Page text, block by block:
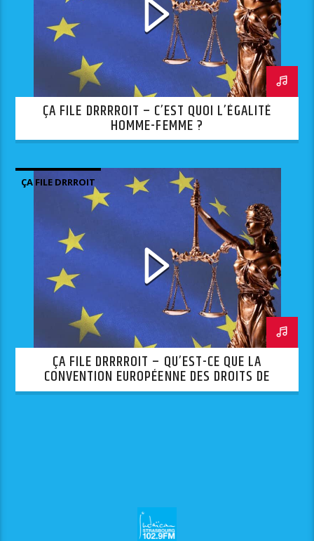
ÇA FILE DRRRROIT – C’EST QUOI L’ÉGALITÉ
HOMME-FEMME ?
ÇA FILE DRRROIT
ÇA FILE DRRRROIT – QU’EST-CE QUE LA
CONVENTION EUROPÉENNE DES DROITS DE
L’HOMME ?